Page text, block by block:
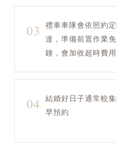
03
禮車車隊會依照約
達，準備前置作業
鐘，會加收超時費
04
結婚好日子通常較
早預約